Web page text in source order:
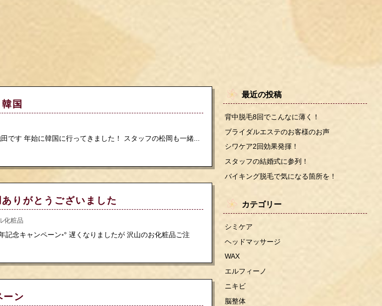
国
です 年始に韓国に行ってきました！ スタッフの松岡も一緒...
りがとうございました︎︎︎︎
化粧品
記念キャンペーン◦° 遅くなりましたが 沢山のお化粧品ご注
ーン
最近の投稿
背中脱毛8回でこんなに薄く！
ブライダルエステのお客様のお声
シワケア2回効果発揮！
スタッフの結婚式に参列！
バイキング脱毛で気になる箇所を！
カテゴリー
シミケア
ヘッドマッサージ
WAX
エルフィーノ
ニキビ
脳整体